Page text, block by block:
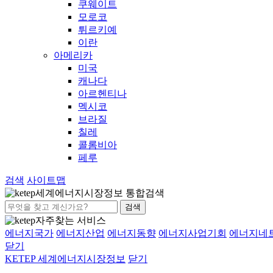
쿠웨이트
모로코
튀르키예
이란
아메리카
미국
캐나다
아르헨티나
멕시코
브라질
칠레
콜롬비아
페루
검색 사이트맵
세계에너지시장정보 통합검색
검색
자주찾는 서비스
에너지국가 에너지산업 에너지동향 에너지사업기회 에너지네
닫기
KETEP 세계에너지시장정보 닫기